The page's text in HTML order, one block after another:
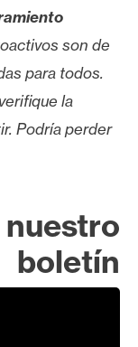
son de
para todos.
la
Podría perder
boletín